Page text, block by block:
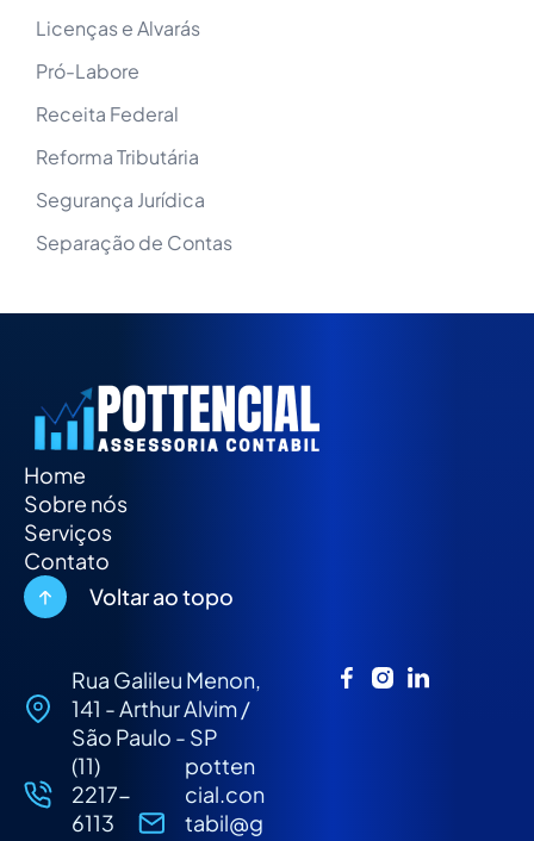
Licenças e Alvarás
Pró-Labore
Receita Federal
Reforma Tributária
Segurança Jurídica
Separação de Contas
Home
Sobre nós
Serviços
Contato
Voltar ao topo
Rua Galileu Menon,
141 - Arthur Alvim /
São Paulo - SP
(11)
2217-
6113
potten
cial.con
tabil@g